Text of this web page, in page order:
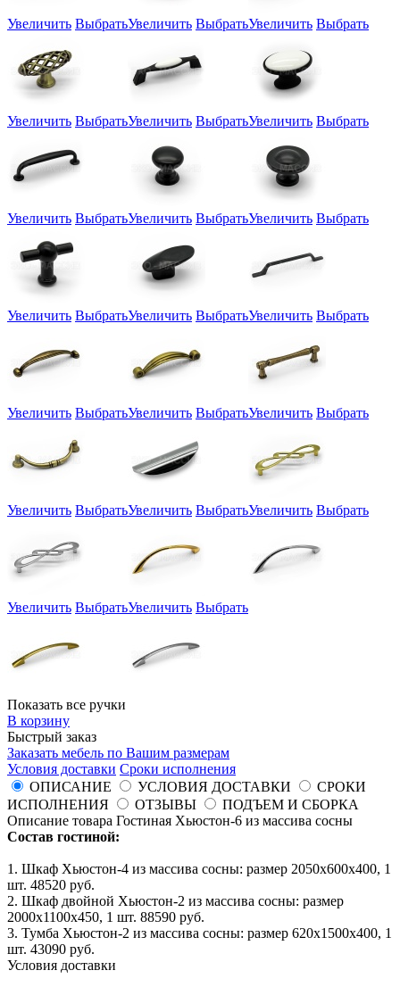
Увеличить ВыбратьУвеличить ВыбратьУвеличить Выбрать
Увеличить ВыбратьУвеличить ВыбратьУвеличить Выбрать
Увеличить ВыбратьУвеличить ВыбратьУвеличить Выбрать
Увеличить ВыбратьУвеличить ВыбратьУвеличить Выбрать
Увеличить ВыбратьУвеличить ВыбратьУвеличить Выбрать
Увеличить ВыбратьУвеличить ВыбратьУвеличить Выбрать
Увеличить ВыбратьУвеличить Выбрать
Показать все ручки
В корзину
Быстрый заказ
Заказать мебель по Вашим размерам
Условия доставки Сроки исполнения
ОПИСАНИЕ
УСЛОВИЯ ДОСТАВКИ
СРОКИ
ИСПОЛНЕНИЯ
ОТЗЫВЫ
ПОДЪЕМ И СБОРКА
Описание товара Гостиная Хьюстон-6 из массива сосны
Состав гостиной:
1. Шкаф Хьюстон-4 из массива сосны: размер 2050x600x400, 1
шт. 48520 руб.
2. Шкаф двойной Хьюстон-2 из массива сосны: размер
2000x1100x450, 1 шт. 88590 руб.
3. Тумба Хьюстон-2 из массива сосны: размер 620x1500x400, 1
шт. 43090 руб.
Условия доставки